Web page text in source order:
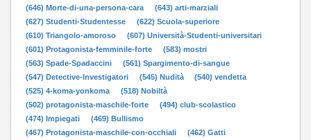
(646) Morte-di-una-persona-cara
(643) arti-marziali
(627) Studenti-Studentesse
(622) Scuola-superiore
(610) Triangolo-amoroso
(607) Università-Studenti-universitari
(601) Protagonista-femminile-forte
(583) mostri
(563) Spade-Spadaccini
(561) Spargimento-di-sangue
(547) Detective-Investigatori
(545) Nudità
(540) vendetta
(525) 4-koma-yonkoma
(518) Nobiltà
(502) protagonista-maschile-forte
(494) club-scolastico
(474) Impiegati
(469) Bullismo
(467) Protagonista-maschile-con-occhiali
(462) Gatti